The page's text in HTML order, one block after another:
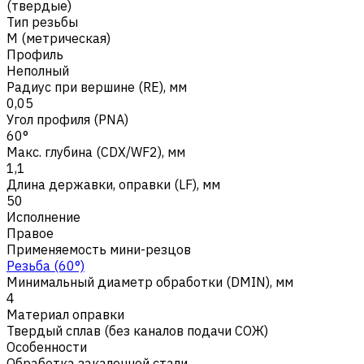
(твердые)
Тип резьбы
M (метрическая)
Профиль
Неполный
Радиус при вершине (RE), мм
0,05
Угол профиля (PNA)
60°
Макс. глубина (CDX/WF2), мм
1,1
Длина державки, оправки (LF), мм
50
Исполнение
Правое
Применяемость мини-резцов
Резьба (60°)
Минимальный диаметр обработки (DMIN), мм
4
Материал оправки
Твердый сплав (без каналов подачи СОЖ)
Особенности